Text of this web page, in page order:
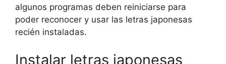
algunos programas deben reiniciarse para
poder reconocer y usar las letras japonesas
recién instaladas.
Instalar letras japonesas